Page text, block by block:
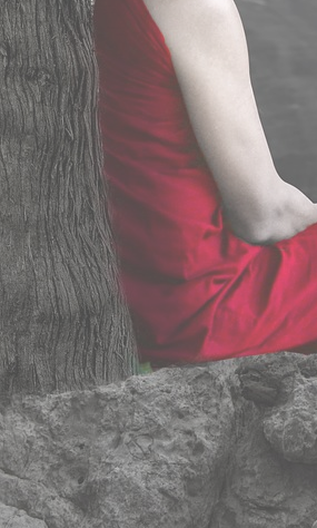
Principales activités
Consulter
Psychanalyste en ligne
Thérapeute TCC
TCC dépression
Thérapeute anxiété
Abonnez-vous à notre